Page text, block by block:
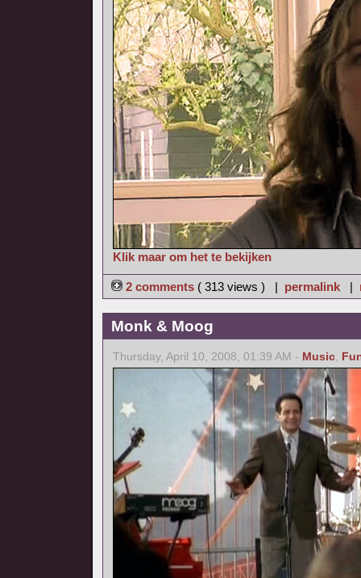
Klik maar om het te bekijken
2 comments ( 313 views ) | permalink |
Monk & Moog
Thursday, April 10, 2008, 01:39 AM - Music,